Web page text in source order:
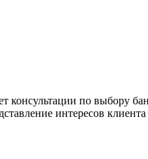
по выбору
интересов